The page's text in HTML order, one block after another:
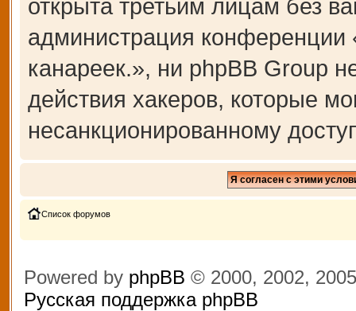
открыта третьим лицам без
администрация
канареек.», ни phpBB Group
действия хакеров, которые
несанкционированному
Список форумов
Powered by phpBB © 2000, 2002,
Русская поддержка phpBB